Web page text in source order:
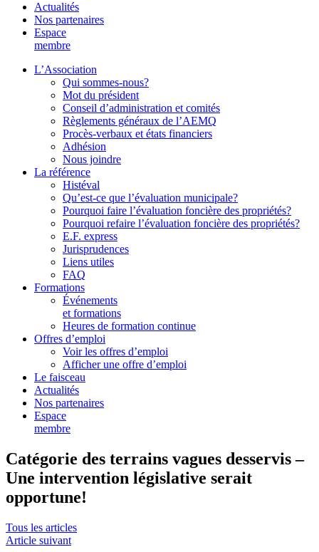
Actualités
Nos partenaires
Espace
membre
L’Association
Qui sommes-nous?
Mot du président
Conseil d’administration et comités
Règlements généraux de l’AEMQ
Procès-verbaux et états financiers
Adhésion
Nous joindre
La référence
Histéval
Qu’est-ce que l’évaluation municipale?
Pourquoi faire l’évaluation foncière des propriétés?
Pourquoi refaire l’évaluation foncière des propriétés?
E.F. express
Jurisprudences
Liens utiles
FAQ
Formations
Événements
et formations
Heures de formation continue
Offres d’emploi
Voir les offres d’emploi
Afficher une offre d’emploi
Le faisceau
Actualités
Nos partenaires
Espace
membre
Catégorie des terrains vagues desservis –
Une intervention législative serait
opportune!
Tous les articles
Article suivant